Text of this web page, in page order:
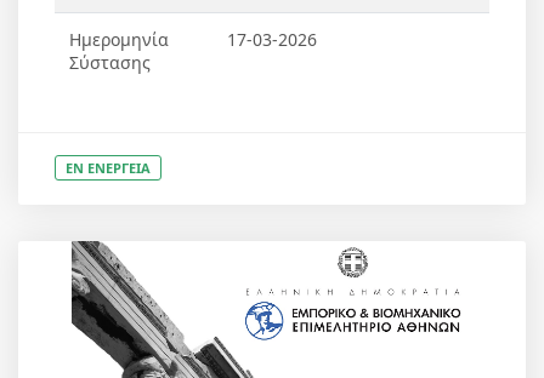
Ημερομηνία
Σύστασης
17-03-2026
ΕΝ ΕΝΕΡΓΕΙΑ